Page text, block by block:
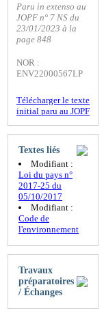
Paru in extenso au
JOPF n° 7 NS du
23/01/2023 à la
page 848
NOR :
ENV22000567LP
Télécharger le texte
initial paru au JOPF
Textes liés
Modifiant :
Loi du pays n°
2017-25 du
05/10/2017
Modifiant :
Code de
l'environnement
Travaux
préparatoires
/ Échanges